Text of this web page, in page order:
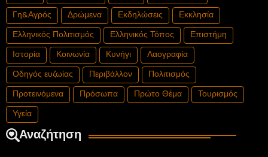
Γη&Αγρός Δρώμενα Εκδηλώσεις Εκκλησία
Ελληνικός Πολιτισμός Ελληνικός Τόπος Επιστήμη
Ιστορία Κοινωνία Κυνήγι Λαογραφία
Οδηγός ευζωίας Περιβάλλον Πολιτισμός
Προτεινόμενα Πρόσωπα Πρώτο Θέμα Τουρισμός
Υγεία
Αναζήτηση